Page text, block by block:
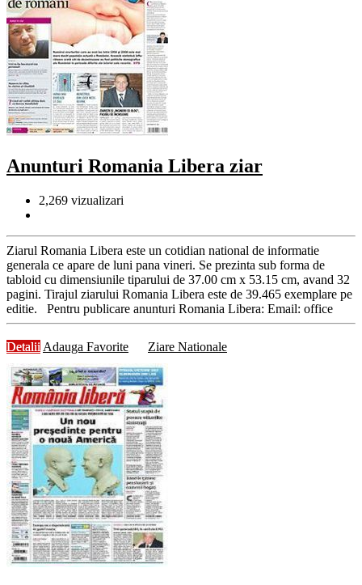
Anunturi Romania Libera ziar
2,269 vizualizari
Ziarul Romania Libera este un cotidian national de informatie
generala ce apare de luni pana vineri. Se prezinta sub forma de
tabloid cu dimensiunile tiparului de 37.00 cm x 53.15 cm, avand 32
pagini. Tirajul ziarului Romania Libera este de 39.465 exemplare pe
editie. Pentru publicare anunturi Romania Libera: Email: office
Detalii Adauga Favorite Ziare Nationale